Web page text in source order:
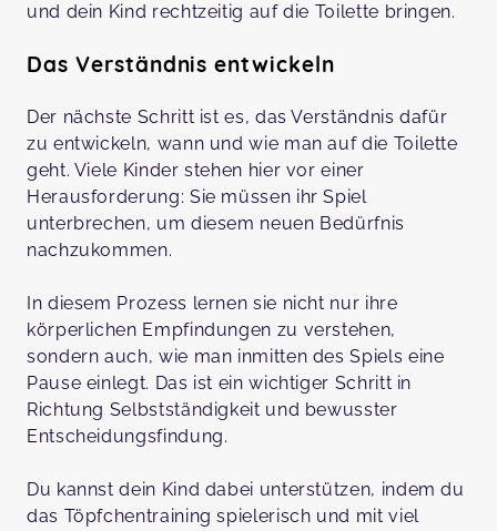
und dein Kind rechtzeitig auf die Toilette bringen.
Das Verständnis entwickeln
Der nächste Schritt ist es, das Verständnis dafür
zu entwickeln, wann und wie man auf die Toilette
geht. Viele Kinder stehen hier vor einer
Herausforderung: Sie müssen ihr Spiel
unterbrechen, um diesem neuen Bedürfnis
nachzukommen.
In diesem Prozess lernen sie nicht nur ihre
körperlichen Empfindungen zu verstehen,
sondern auch, wie man inmitten des Spiels eine
Pause einlegt. Das ist ein wichtiger Schritt in
Richtung Selbstständigkeit und bewusster
Entscheidungsfindung.
Du kannst dein Kind dabei unterstützen, indem du
das Töpfchentraining spielerisch und mit viel